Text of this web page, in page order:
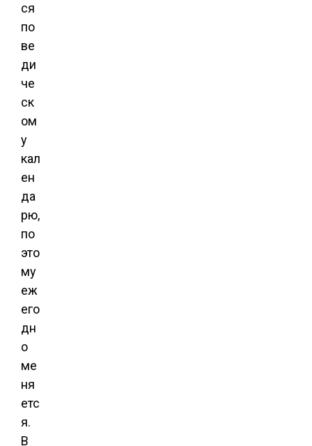
ся
по
ве
ди
че
ск
ом
у
кал
ен
да
рю,
по
это
му
еж
его
дн
о
ме
ня
етс
я.
В